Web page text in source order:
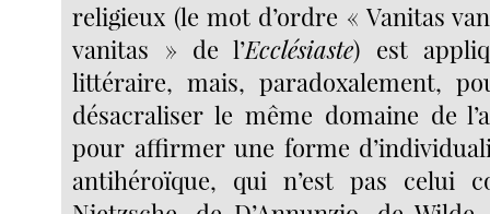
religieux (le mot d’ordre « Vanitas
vanitas » de l’Ecclésiaste) est
littéraire, mais, paradoxalement,
désacraliser le même domaine de
pour affirmer une forme
antihéroïque, qui n’est pas celui